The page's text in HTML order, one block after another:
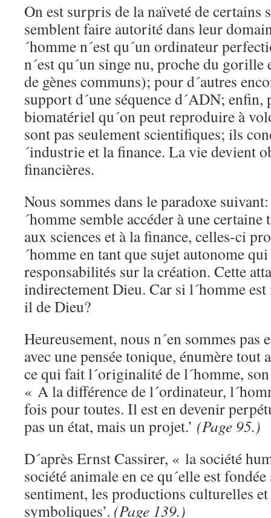
On est surpris de la naïveté de certains
semblent faire autorité dans leur
´homme n´est qu´un ordinateur
n´est qu´un singe nu, proche du
de gènes communs); pour d´autres
support d´une séquence d´ADN; enfin,
biomatériel qu´on peut reproduire à
sont pas seulement scientifiques; ils
´industrie et la finance. La vie devient
financières.
Nous sommes dans le paradoxe
´homme semble accéder à une certaine
aux sciences et à la finance, celles-ci
´homme en tant que sujet autonome
responsabilités sur la création. Cette
indirectement Dieu. Car si l´homme
il de Dieu?
Heureusement, nous n´en sommes
avec une pensée tonique, énumère tout
ce qui fait l´originalité de l´homme,
« A la différence de l´ordinateur,
fois pour toutes. Il est en devenir
pas un état, mais un projet.’ (Page 95.)
D´après Ernst Cassirer, « la société
société animale en ce qu´elle est
sentiment, les productions culturelles
symboliques’. (Page 139.)